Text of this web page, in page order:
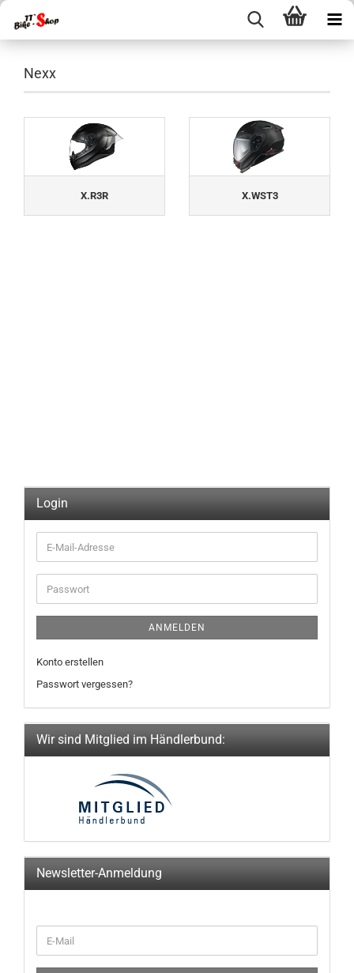
Nexx
X.R3R X.WST3
Login
E-
Mail-
Adresse
Passwort
ANMELDEN
Konto erstellen
Passwort vergessen?
Wir sind Mitglied im Händlerbund:
Newsletter-Anmeldung
ZUR
E-
Mail